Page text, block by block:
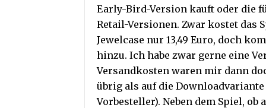
Early-Bird-Version kauft oder die
Retail-Versionen. Zwar kostet das
Jewelcase nur 13,49 Euro, doch
hinzu. Ich habe zwar gerne eine
Versandkosten waren mir dann
übrig als auf die
Vorbesteller). Neben dem Spiel,